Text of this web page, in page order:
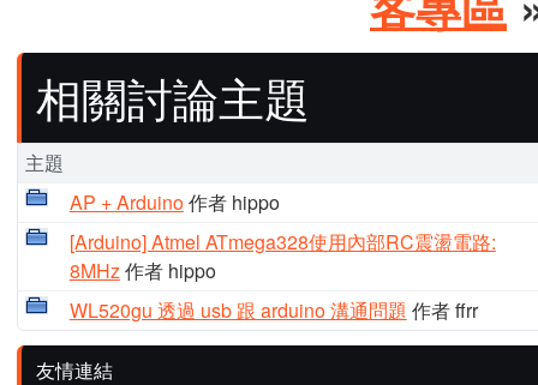
相關討論主題
主題
AP + Arduino作者 hippo
[Arduino] Atmel ATmega328使用內部RC震盪電路:
8MHz作者 hippo
WL520gu 透過 usb 跟 arduino 溝通問題 作者 ffrr
友情連結